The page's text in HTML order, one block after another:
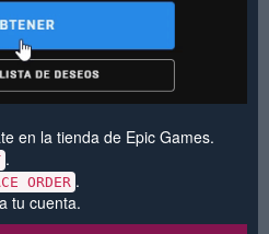
en la tienda de Epic Games.
.
ORDER .
tu cuenta.